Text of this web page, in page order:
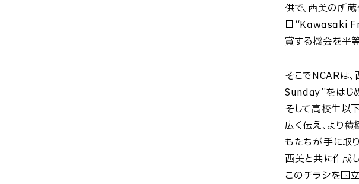
供で、西美の所
日“Kawasaki
賞する機会を平
そこでNCARは
Sunday”をはじ
そして高校生以
広く伝え、より
もたちが手に取
西美と共に作成し
このチラシを国